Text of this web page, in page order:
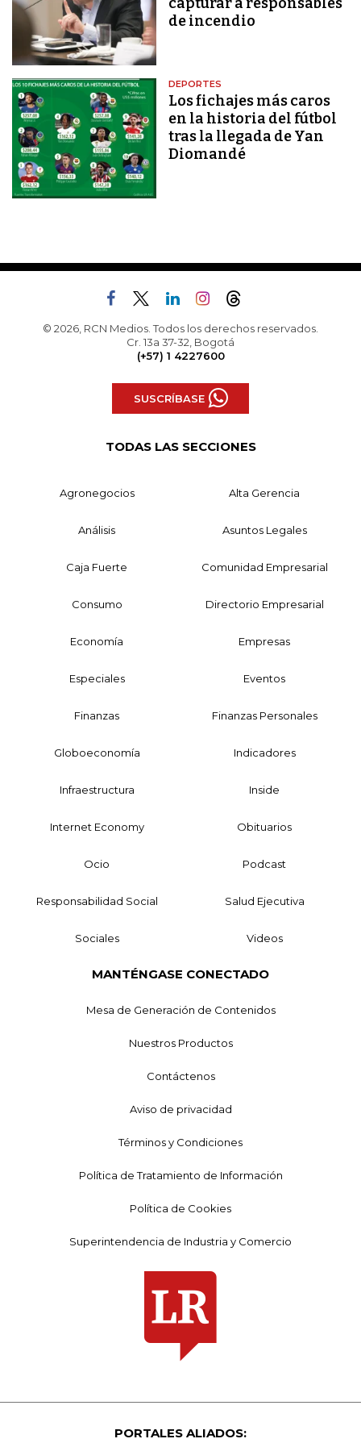
de incendio
DEPORTES
Los fichajes más caros
en la historia del fútbol
tras la llegada de Yan
Diomandé
© 2026, RCN Medios. Todos los derechos reservados.
Cr. 13a 37-32, Bogotá
(+57) 1 4227600
SUSCRÍBASE
TODAS LAS SECCIONES
Agronegocios Alta Gerencia
Análisis Asuntos Legales
Caja Fuerte Comunidad Empresarial
Consumo Directorio Empresarial
Economía Empresas
Especiales Eventos
Finanzas Finanzas Personales
Globoeconomía Indicadores
Infraestructura Inside
Internet Economy Obituarios
Ocio Podcast
Responsabilidad Social Salud Ejecutiva
Sociales Videos
MANTÉNGASE CONECTADO
Mesa de Generación de Contenidos
Nuestros Productos
Contáctenos
Aviso de privacidad
Términos y Condiciones
Política de Tratamiento de Información
Política de Cookies
Superintendencia de Industria y Comercio
PORTALES ALIADOS: